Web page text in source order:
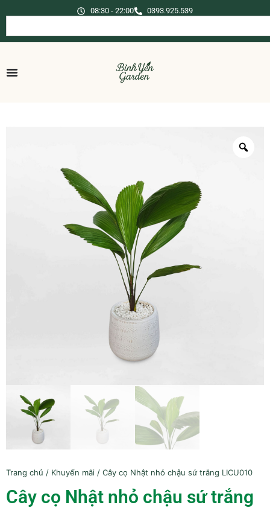
08:30 - 22:00 0393.925.539
Trang chủ / Khuyến mãi / Cây cọ Nhật nhỏ chậu sứ trắng LICU010
Cây cọ Nhật nhỏ chậu sứ trắng